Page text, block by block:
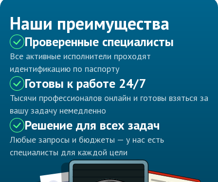
Наши преимущества
Проверенные специалисты
Все активные исполнители проходят
идентификацию по паспорту
Готовы к работе 24/7
Тысячи профессионалов онлайн и готовы взяться за
вашу задачу немедленно
Решение для всех задач
Любые запросы и бюджеты — у нас есть
специалисты для каждой цели